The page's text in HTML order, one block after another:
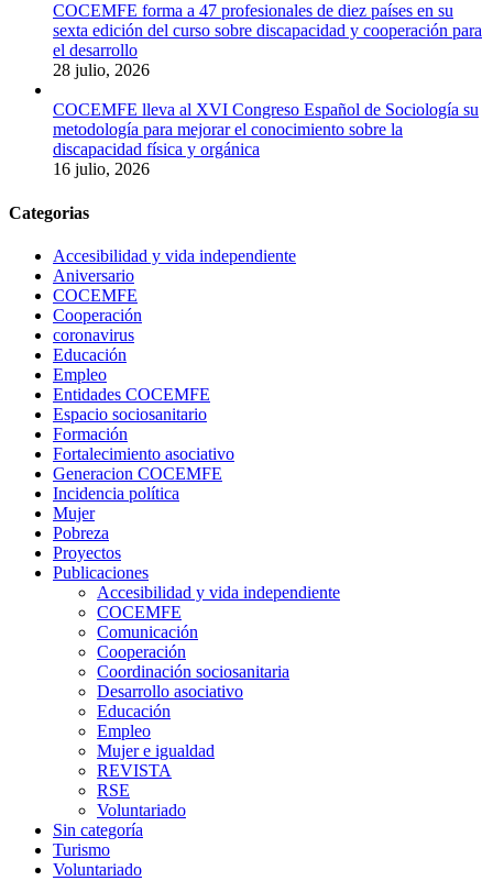
COCEMFE forma a 47 profesionales de diez países en su
sexta edición del curso sobre discapacidad y cooperación para
el desarrollo
28 julio, 2026
COCEMFE lleva al XVI Congreso Español de Sociología su
metodología para mejorar el conocimiento sobre la
discapacidad física y orgánica
16 julio, 2026
Categorias
Accesibilidad y vida independiente
Aniversario
COCEMFE
Cooperación
coronavirus
Educación
Empleo
Entidades COCEMFE
Espacio sociosanitario
Formación
Fortalecimiento asociativo
Generacion COCEMFE
Incidencia política
Mujer
Pobreza
Proyectos
Publicaciones
Accesibilidad y vida independiente
COCEMFE
Comunicación
Cooperación
Coordinación sociosanitaria
Desarrollo asociativo
Educación
Empleo
Mujer e igualdad
REVISTA
RSE
Voluntariado
Sin categoría
Turismo
Voluntariado